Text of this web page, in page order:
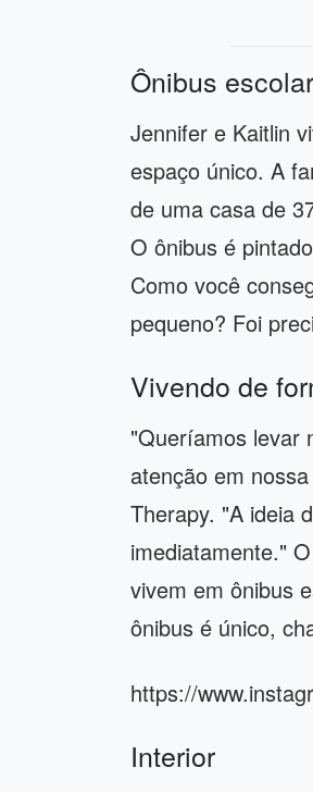
Ônibus
Jennifer e Kaitlin
espaço único. A
de uma casa de
O ônibus é
Como você
pequeno? Foi
Vivendo de
"Queríamos levar
atenção em
Therapy. "A ideia
imediatamente."
vivem em ônibus
ônibus é único,
https://
Interior